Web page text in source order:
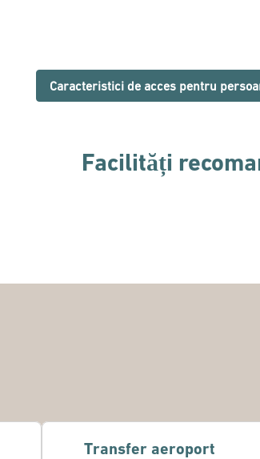
Caracteristici de acces pentru
Facilități
Transfer aeroport